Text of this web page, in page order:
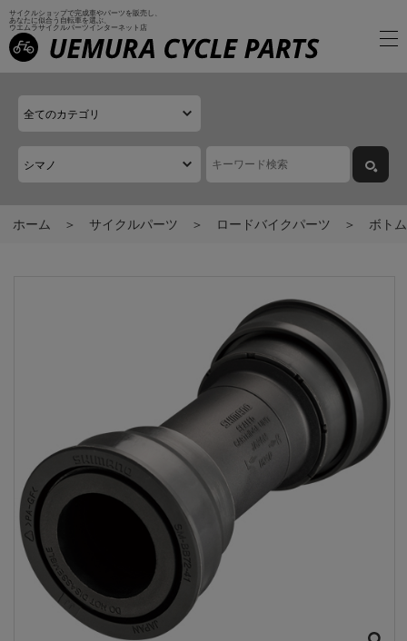
サイクルショップで完成車やパーツを販売し、
あなたに似合う自転車を選ぶ、
ウエムラサイクルパーツインターネット店
ホーム サイクルパーツ ロードバイクパーツ ボト